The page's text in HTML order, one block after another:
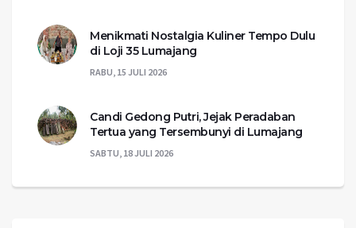
Menikmati Nostalgia Kuliner Tempo Dulu
di Loji 35 Lumajang
RABU, 15 JULI 2026
Candi Gedong Putri, Jejak Peradaban
Tertua yang Tersembunyi di Lumajang
SABTU, 18 JULI 2026